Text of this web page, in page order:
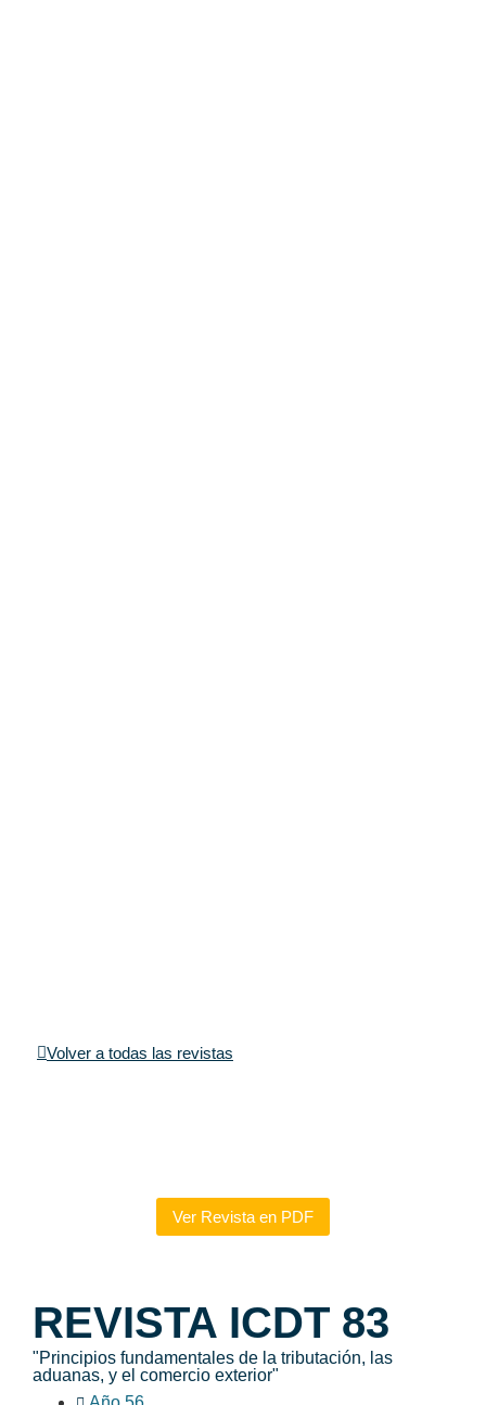
Volver a todas las revistas
Ver Revista en PDF
REVISTA ICDT 83
"Principios fundamentales de la tributación, las
aduanas, y el comercio exterior"